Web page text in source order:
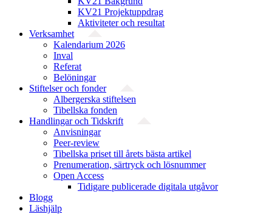
KV21 Projektuppdrag
Aktiviteter och resultat
Verksamhet
Kalendarium 2026
Inval
Referat
Belöningar
Stiftelser och fonder
Albergerska stiftelsen
Tibellska fonden
Handlingar och Tidskrift
Anvisningar
Peer-review
Tibellska priset till årets bästa artikel
Prenumeration, särtryck och lösnummer
Open Access
Tidigare publicerade digitala utgåvor
Blogg
Läshjälp